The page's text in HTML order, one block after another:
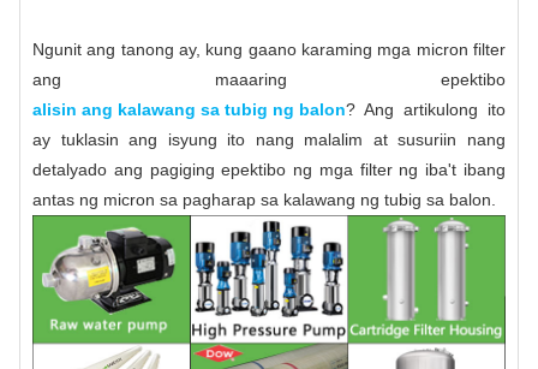
Ngunit ang tanong ay, kung gaano karaming mga micron filter
ang maaaring epektibo
alisin ang kalawang sa tubig ng balon? Ang artikulong ito
ay tuklasin ang isyung ito nang malalim at susuriin nang
detalyado ang pagiging epektibo ng mga filter ng iba't ibang
antas ng micron sa pagharap sa kalawang ng tubig sa balon.